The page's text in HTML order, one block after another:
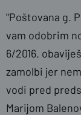
"Poštovana g.
vam odobrim
6/2016.
zamolbi jer
vodi pred
Marijom